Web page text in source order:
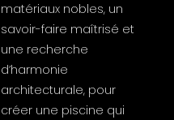
matériaux nobles, un
savoir-faire maîtrisé et
une recherche
d’harmonie
architecturale, pour
créer une piscine qui